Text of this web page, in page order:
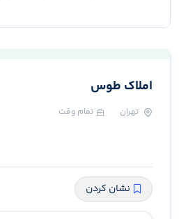
املاک طوس
تهران تمام وقت
نشان کردن